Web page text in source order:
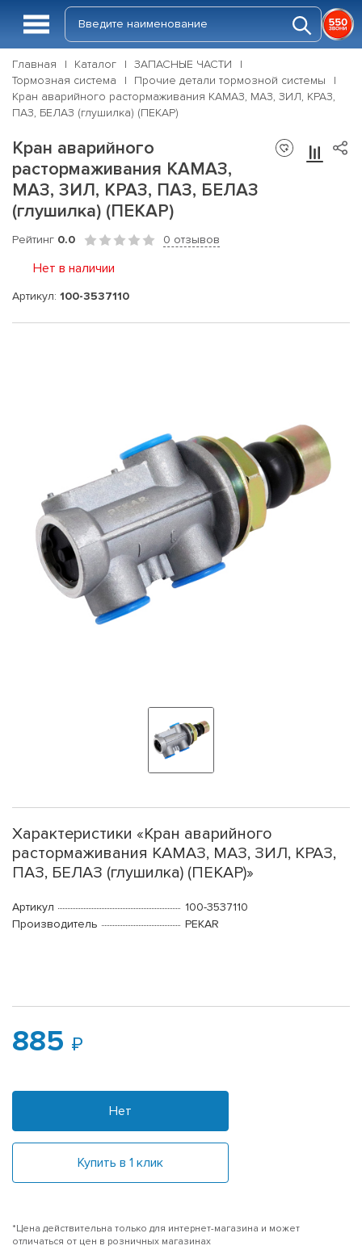
Главная Каталог
ЗАПАСНЫЕ ЧАСТИ
Тормозная система
Прочие детали тормозной системы
Кран аварийного растормаживания КАМАЗ, МАЗ, ЗИЛ, КРАЗ,
ПАЗ, БЕЛАЗ (глушилка) (ПЕКАР)
Кран аварийного
растормаживания КАМАЗ,
МАЗ, ЗИЛ, КРАЗ, ПАЗ, БЕЛАЗ
(глушилка) (ПЕКАР)
Рейтинг 0.0 0 отзывов
Нет в наличии
Артикул: 100-3537110
Характеристики «Кран аварийного
растормаживания КАМАЗ, МАЗ, ЗИЛ, КРАЗ,
ПАЗ, БЕЛАЗ (глушилка) (ПЕКАР)»
Артикул
100-3537110
Производитель
PEKAR
885
Нет
Купить в 1 клик
*Цена действительна только для интернет-магазина и может
отличаться от цен в розничных магазинах